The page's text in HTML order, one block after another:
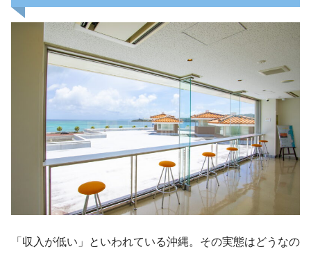
「収入が低い」といわれている沖縄。その実態はどうなの